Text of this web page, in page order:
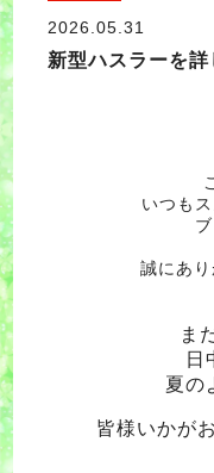
2026.05.31
新型ハスラーを詳
いつも
誠にあ
ま
日
夏の
皆様いかが